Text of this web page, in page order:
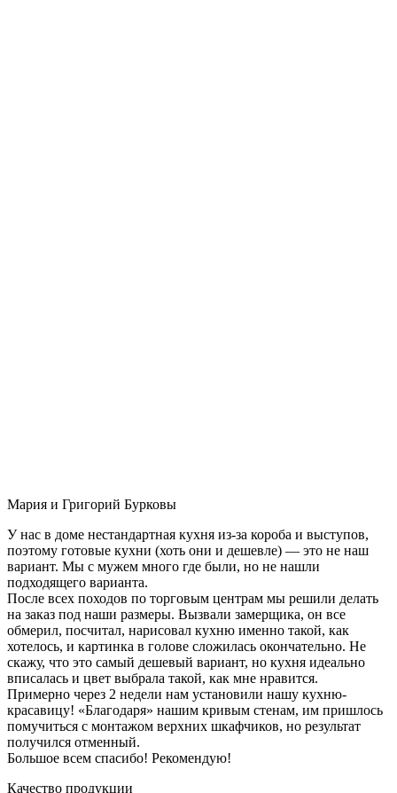
Мария и Григорий Бурковы
У нас в доме нестандартная кухня из-за короба и выступов,
поэтому готовые кухни (хоть они и дешевле) — это не наш
вариант. Мы с мужем много где были, но не нашли
подходящего варианта.
После всех походов по торговым центрам мы решили делать
на заказ под наши размеры. Вызвали замерщика, он все
обмерил, посчитал, нарисовал кухню именно такой, как
хотелось, и картинка в голове сложилась окончательно. Не
скажу, что это самый дешевый вариант, но кухня идеально
вписалась и цвет выбрала такой, как мне нравится.
Примерно через 2 недели нам установили нашу кухню-
красавицу! «Благодаря» нашим кривым стенам, им пришлось
помучиться с монтажом верхних шкафчиков, но результат
получился отменный.
Большое всем спасибо! Рекомендую!
Качество продукции